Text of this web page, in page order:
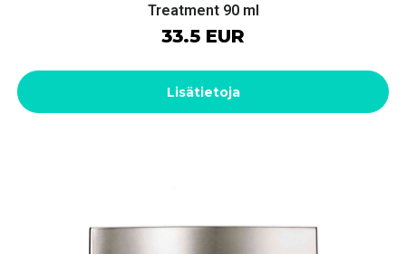
Treatment 90 ml
33.5 EUR
Lisätietoja